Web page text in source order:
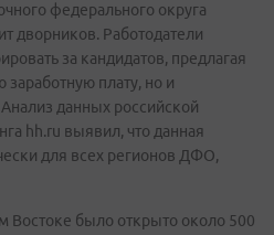
федерального округа
дворников. Работодатели
за кандидатов, предлагая
плату, но и
данных российской
hh.ru выявил, что данная
для всех регионов ДФО,
Востоке было открыто около 500